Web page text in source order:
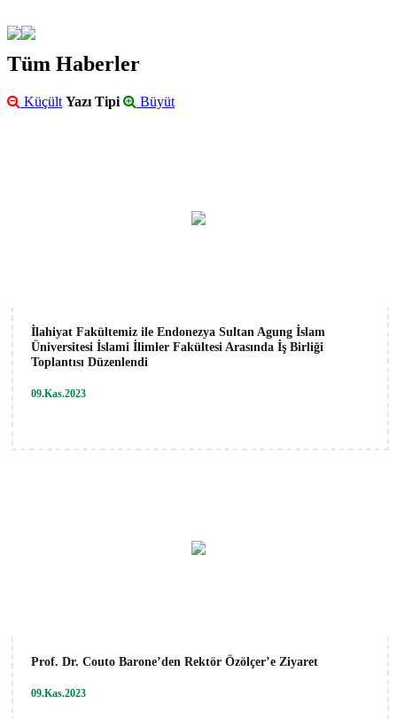
Tüm Haberler
Küçült Yazı Tipi Büyüt
İlahiyat Fakültemiz ile Endonezya Sultan Agung İslam
Üniversitesi İslami İlimler Fakültesi Arasında İş Birliği
Toplantısı Düzenlendi
09.Kas.2023
Prof. Dr. Couto Barone’den Rektör Özölçer’e Ziyaret
09.Kas.2023